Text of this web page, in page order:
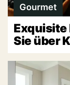
Gourmet
Exquisite
Sie über